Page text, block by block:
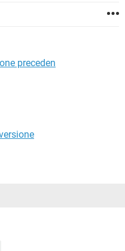
preceden